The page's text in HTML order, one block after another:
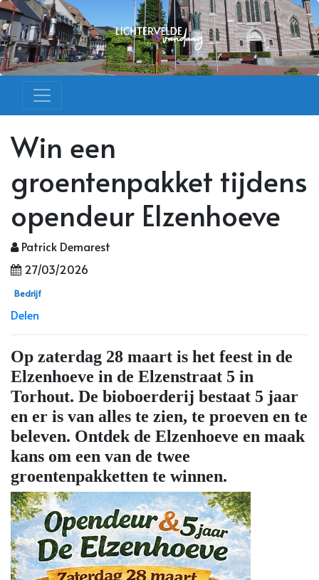
Win een
groentenpakket tijdens
opendeur Elzenhoeve
Patrick Demarest
27/03/2026
Bedrijf
Delen
Op zaterdag 28 maart is het feest in de
Elzenhoeve in de Elzenstraat 5 in
Torhout. De bioboerderij bestaat 5 jaar
en er is van alles te zien, te proeven en te
beleven. Ontdek de Elzenhoeve en maak
kans om een van de twee
groentenpakketten te winnen.